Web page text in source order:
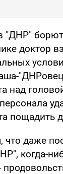
"ДНР"
доктор
над
пощадить
что даже
когда-